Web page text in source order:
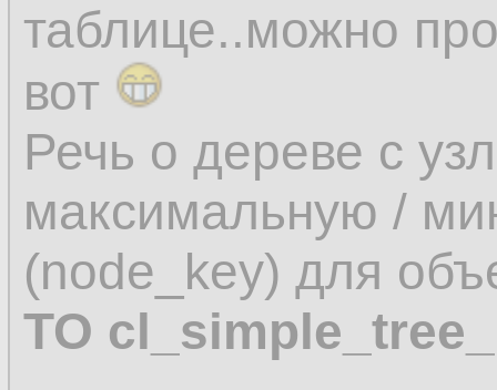
таблице..можно
вот
Речь о дереве с
максимальную /
(node_key) для
TO